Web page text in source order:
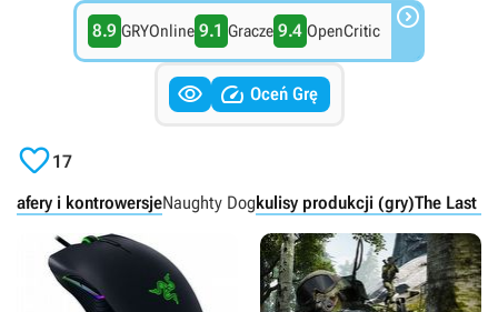
8.9 GRYOnline 9.1 Gracze 9.4 OpenCritic 
  Oceń Grę
17
afery i kontrowersjeNaughty Dogkulisy produkcji (gry)The Last